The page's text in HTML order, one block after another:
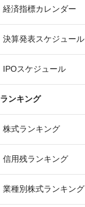
経済指標カレンダー
決算発表スケジュール
IPOスケジュール
ランキング
株式ランキング
信用残ランキング
業種別株式ランキング